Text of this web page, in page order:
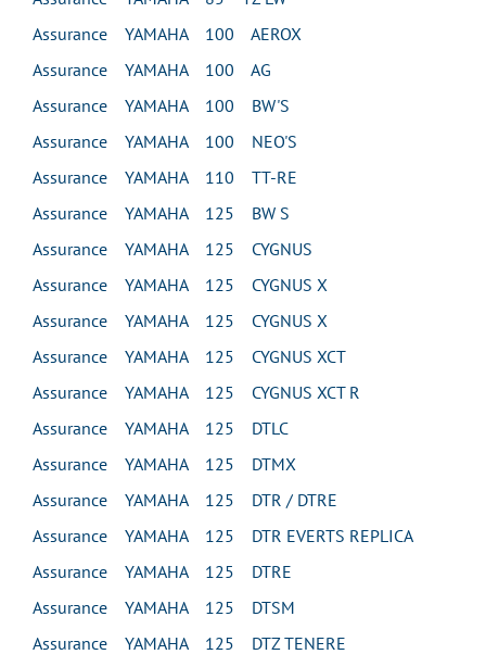
Assurance YAMAHA 100 AEROX
Assurance YAMAHA 100 AG
Assurance YAMAHA 100 BW'S
Assurance YAMAHA 100 NEO'S
Assurance YAMAHA 110 TT-RE
Assurance YAMAHA 125 BW S
Assurance YAMAHA 125 CYGNUS
Assurance YAMAHA 125 CYGNUS X
Assurance YAMAHA 125 CYGNUS X
Assurance YAMAHA 125 CYGNUS XCT
Assurance YAMAHA 125 CYGNUS XCT R
Assurance YAMAHA 125 DTLC
Assurance YAMAHA 125 DTMX
Assurance YAMAHA 125 DTR / DTRE
Assurance YAMAHA 125 DTR EVERTS REPLICA
Assurance YAMAHA 125 DTRE
Assurance YAMAHA 125 DTSM
Assurance YAMAHA 125 DTZ TENERE